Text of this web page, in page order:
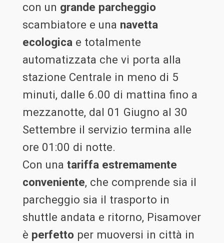
con un grande parcheggio
scambiatore e una navetta
ecologicae totalmente
automatizzata che vi porta alla
stazione Centrale in meno di 5
minuti, dalle 6.00 di mattina fino a
mezzanotte, dal 01 Giugno al 30
Settembre il servizio termina alle
ore 01:00 di notte.
Con una tariffa estremamente
conveniente, che comprende sia il
parcheggio sia il trasporto in
shuttle andata e ritorno, Pisamover
è perfetto per muoversi in città in